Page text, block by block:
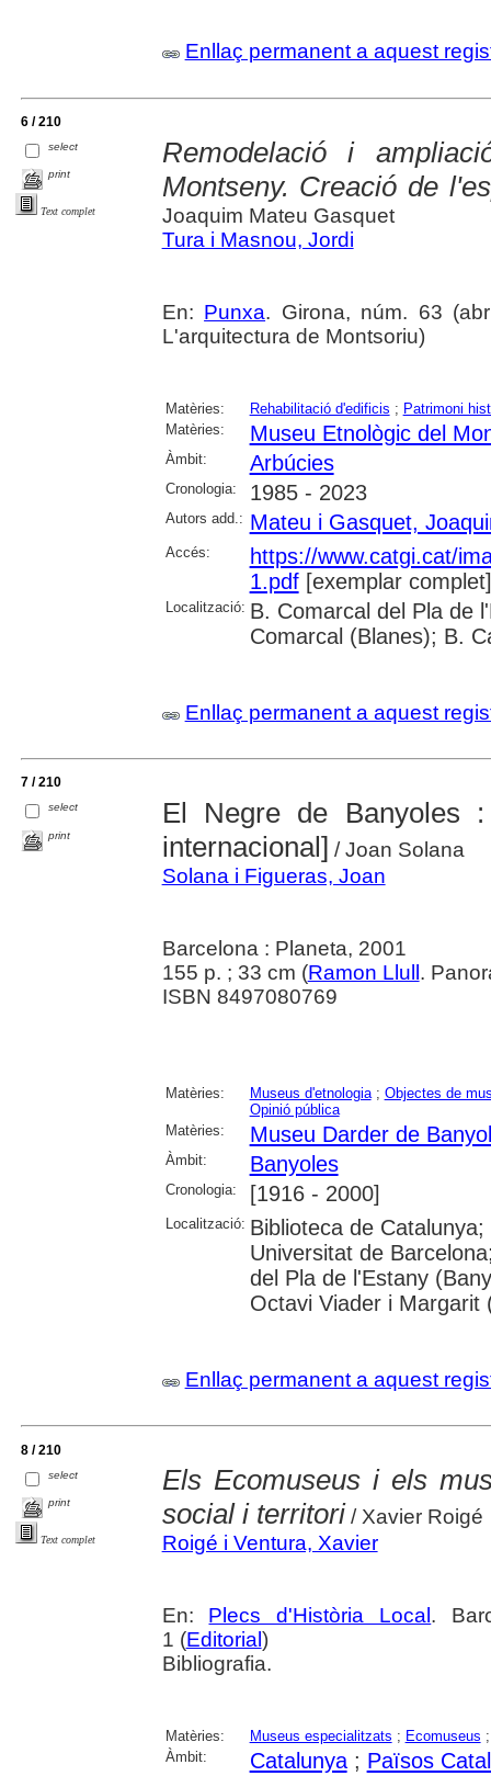
Enllaç permanent a aquest
6 / 210
select
print
Text complet
Remodelació i
Montseny. Creació de
Joaquim Mateu Gasquet
Tura i Masnou, Jordi
En: Punxa. Girona, núm. 63
L'arquitectura de Montsoriu)
Matèries: Rehabilitació d'edificis ; Patrimoni
Matèries:
Museu Etnològic del
Àmbit: Arbúcies
Cronologia: 1985 - 2023
Autors add.: Mateu i Gasquet,
Accés:
https://www.catgi.cat/
1.pdf[exemplar complet]
Localització: B. Comarcal del Pla de
Comarcal (Blanes); B.
Enllaç permanent a aquest
7 / 210
select
print
El Negre de Banyoles
internacional] / Joan Solana
Solana i Figueras, Joan
Barcelona : Planeta, 2001
155 p. ; 33 cm (Ramon Llull.
ISBN 8497080769
Matèries: Museus d'etnologia; Objectes de
Opinió pública
Matèries:
Museu Darder de
Àmbit: Banyoles
Cronologia: [1916 - 2000]
Localització: Biblioteca de
Universitat de
del Pla de l'Estany
Octavi Viader i Margarit
Enllaç permanent a aquest
8 / 210
select
print
Text complet
Els Ecomuseus i els
social i territori/ Xavier Roigé
Roigé i Ventura, Xavier
En: Plecs d'Història Local.
1 (Editorial)
Bibliografia.
Matèries: Museus especialitzats ; Ecomuseus
Àmbit:
Catalunya; Països